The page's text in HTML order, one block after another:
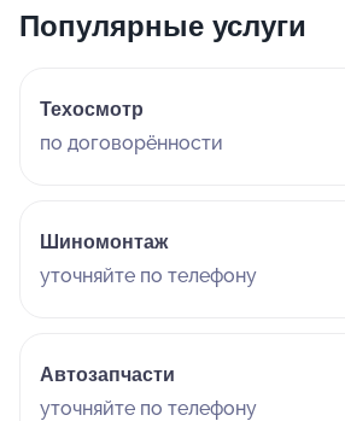
Популярные услуги
Техосмотр
по договорённости
Шиномонтаж
уточняйте по телефону
Автозапчасти
уточняйте по телефону